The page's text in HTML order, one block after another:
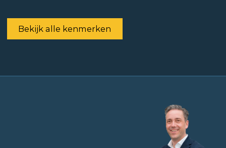
Bekijk alle kenmerken